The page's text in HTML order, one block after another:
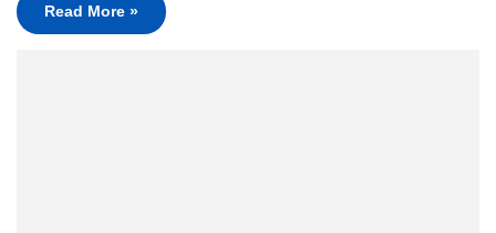
Read More »